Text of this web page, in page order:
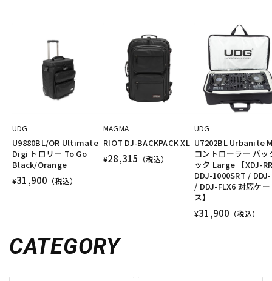
UDG
U9880BL/OR Ultimate
Digi トロリー To Go
Black/Orange
¥31,900 （税込）
MAGMA
RIOT DJ-BACKPACK XL
¥28,315 （税込）
UDG
U7202BL Urbanite
コントローラー バッ
ック Large 【XDJ-
DDJ-1000SRT /
/ DDJ-FLX6 対応ケー
ス】
¥31,900 （税込）
CATEGORY